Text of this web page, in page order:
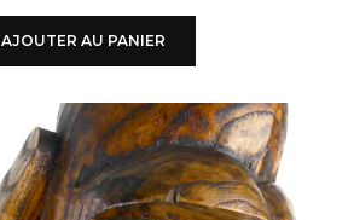
AJOUTER AU PANIER